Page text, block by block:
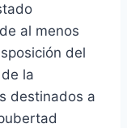
al menos
del
la
destinados a